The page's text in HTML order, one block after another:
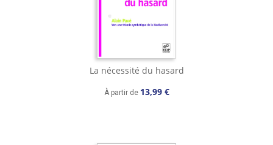
La nécessité du hasard
À partir de 13,99 €